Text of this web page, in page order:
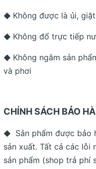
◆ Không được là ủi,
◆ Không đổ trực tiếp
◆ Không ngâm sản
và phơi
CHÍNH SÁCH BẢO
◆
Sản phẩm được
sản xuất. Tất cả các lỗi
sản phẩm (shop trả phí